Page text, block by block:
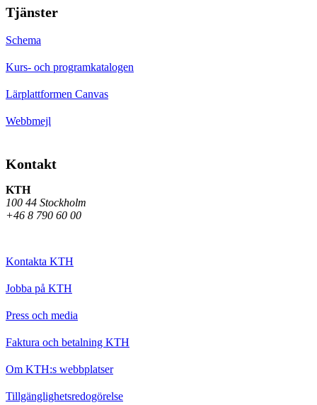
Tjänster
Schema
Kurs- och programkatalogen
Lärplattformen Canvas
Webbmejl
Kontakt
KTH
100 44 Stockholm
+46 8 790 60 00
Kontakta KTH
Jobba på KTH
Press och media
Faktura och betalning KTH
Om KTH:s webbplatser
Tillgänglighetsredogörelse